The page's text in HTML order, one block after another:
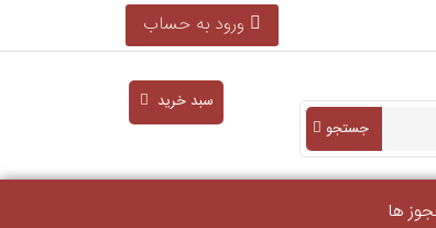
ورود به حساب
جستجو
سبد خرید
ها